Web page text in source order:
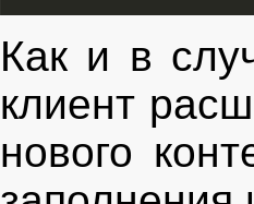
Как и в
клиент
нового